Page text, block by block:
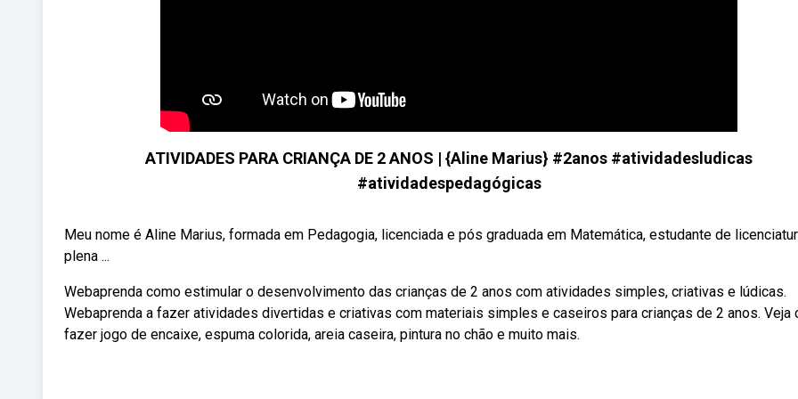
ATIVIDADES PARA CRIANÇA DE 2 ANOS | {Aline Marius} #2anos #atividadesludicas
#atividadespedagógicas
Meu nome é Aline Marius, formada em Pedagogia, licenciada e pós graduada em Matemática, estudante de
plena ...
Webaprenda como estimular o desenvolvimento das crianças de 2 anos com atividades simples, criativas e lúdicas.
Webaprenda a fazer atividades divertidas e criativas com materiais simples e caseiros para crianças de 2 anos. Veja
fazer jogo de encaixe, espuma colorida, areia caseira, pintura no chão e muito mais.